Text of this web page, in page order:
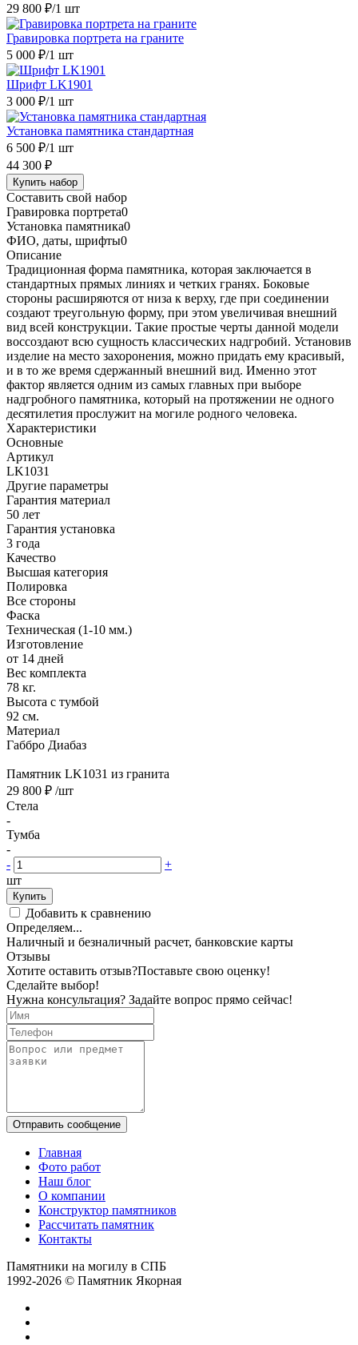
29 800 ₽/1 шт
Гравировка портрета на граните
5 000 ₽/1 шт
Шрифт LK1901
3 000 ₽/1 шт
Установка памятника стандартная
6 500 ₽/1 шт
44 300 ₽
Купить набор
Составить свой набор
Гравировка портрета0
Установка памятника0
ФИО, даты, шрифты0
Описание
Традиционная форма памятника, которая заключается в
стандартных прямых линиях и четких гранях. Боковые
стороны расширяются от низа к верху, где при соединении
создают треугольную форму, при этом увеличивая внешний
вид всей конструкции. Такие простые черты данной модели
воссоздают всю сущность классических надгробий. Установив
изделие на место захоронения, можно придать ему красивый,
и в то же время сдержанный внешний вид. Именно этот
фактор является одним из самых главных при выборе
надгробного памятника, который на протяжении не одного
десятилетия прослужит на могиле родного человека.
Характеристики
Основные
Артикул
LK1031
Другие параметры
Гарантия материал
50 лет
Гарантия установка
3 года
Качество
Высшая категория
Полировка
Все стороны
Фаска
Техническая (1-10 мм.)
Изготовление
от 14 дней
Вес комплекта
78 кг.
Высота с тумбой
92 см.
Материал
Габбро Диабаз
Памятник LK1031 из гранита
29 800 ₽ /шт
Стела
-
Тумба
-
-
+
шт
Купить
Добавить к сравнению
Определяем...
Наличный и безналичный расчет, банковские карты
Отзывы
Хотите оставить отзыв?Поставьте свою оценку!
Сделайте выбор!
Нужна консультация? Задайте вопрос прямо сейчас!
Отправить сообщение
Главная
Фото работ
Наш блог
О компании
Конструктор памятников
Рассчитать памятник
Контакты
Памятники на могилу в СПБ
1992-2026 © Памятник Якорная